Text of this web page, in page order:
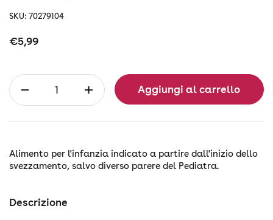
SKU: 70279104
Prezzo:
€5,99
Quantità
Aggiungi al carrello
Alimento per l'infanzia indicato a partire dall'inizio dello
svezzamento, salvo diverso parere del Pediatra.
Descrizione